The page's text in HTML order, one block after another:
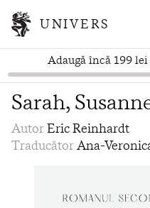
UNIVERS
Adaugă încă 199
Sarah,
AutorEric Reinhardt
TraducătorAna-